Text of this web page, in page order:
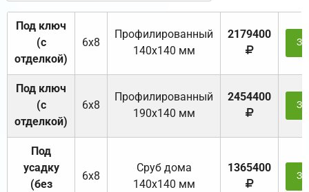
Под ключ
(с
отделкой)
6х8
Профилированный
140х140 мм
2179400
Под ключ
(с
отделкой)
6х8
Профилированный
190х140 мм
2454400
Под
усадку
(без
6х8
Cруб дома
140х140 мм
1365400